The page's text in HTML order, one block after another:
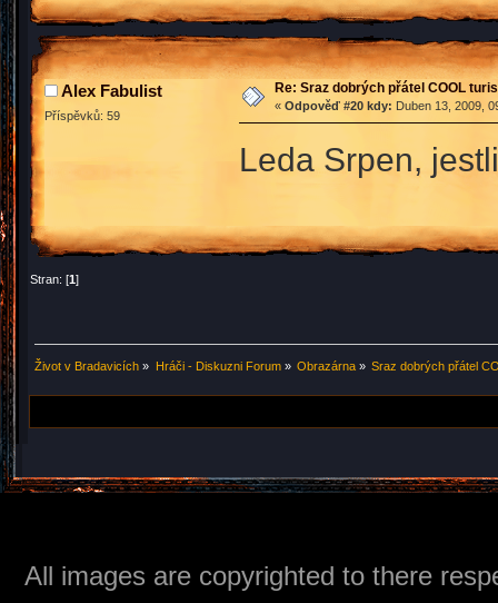
Alex Fabulist
Příspěvků: 59
Re: Sraz dobrých přátel COOL
« Odpověď #20 kdy: Duben 13, 2009,
Leda Srpen,
Stran: [1]
Život v Bradavicích » Hráči - Diskuzni Forum» Obrazárna» Sraz dobrých přátel
All images are copyrighted to there